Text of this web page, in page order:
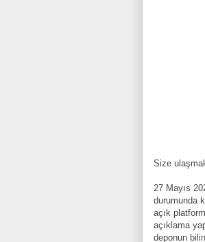
Size
27 Mayıs
durumunda
açık
açıklama
deponun